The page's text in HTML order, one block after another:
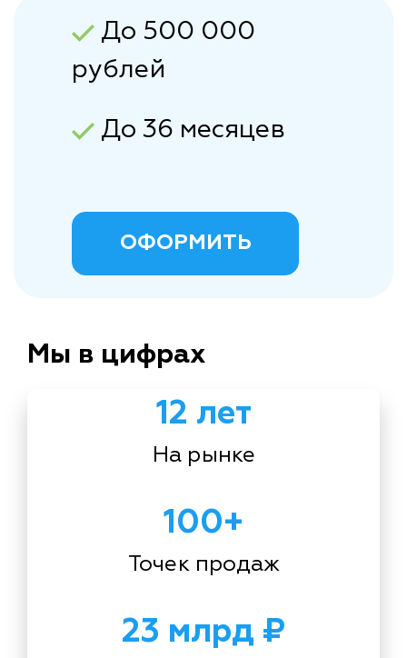
До 500 000
рублей
До 36 месяцев
ОФОРМИТЬ
Мы в цифрах
12 лет
На рынке
100+
Точек продаж
23 млрд ₽